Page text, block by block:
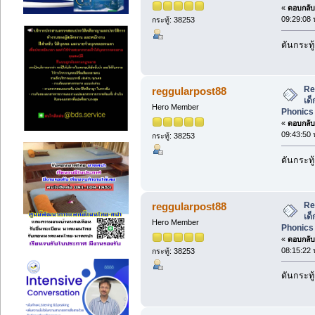
กระทู้: 38253
« ตอบกลั
09:29:08
ดันกระ
reggularpost88
Hero Member
กระทู้: 38253
เ
« ตอบกลั
09:43:50
ดันกระ
reggularpost88
Hero Member
กระทู้: 38253
เ
« ตอบกลั
08:15:22
ดันกระ